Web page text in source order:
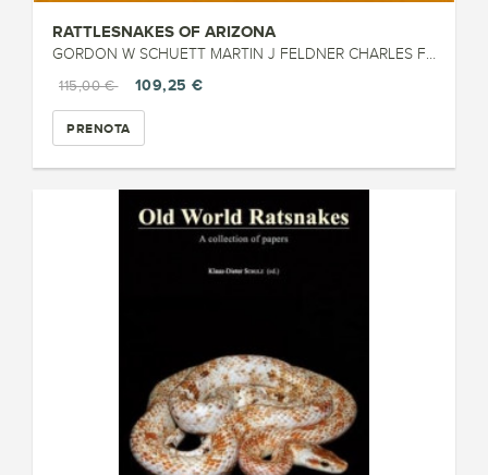
RATTLESNAKES OF ARIZONA
GORDON W SCHUETT MARTIN J FELDNER CHARLES F SMITH (2016)
115,00 €
109,25 €
PRENOTA